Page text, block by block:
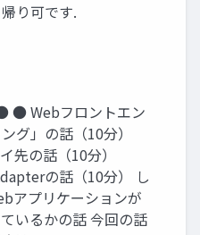
り可です.
● Webフロントエン
グ」の話（10分）
先の話（10分）
の話（10分） し
アプリケーションが
いるかの話 今回の話